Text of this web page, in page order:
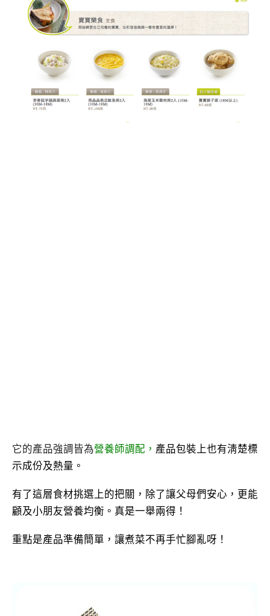
它的產品強調皆為營養師調配， 產品包裝上也有淸楚標
示成份及熱量。
有了這層食材挑選上的把關，除了讓父母們安心，更能
顧及小朋友營養均衡。真是一舉兩得！
重點是產品準備簡單，讓煮菜不再手忙腳亂呀！